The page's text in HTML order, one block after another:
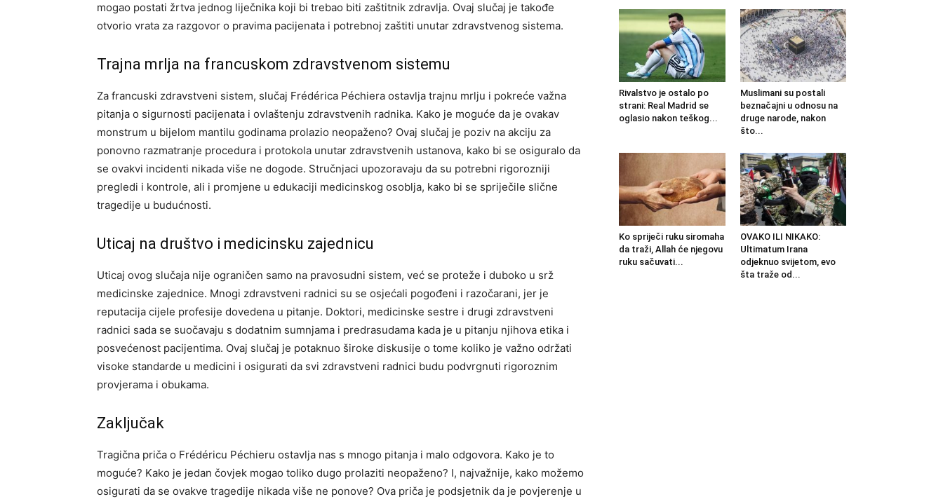
mogao postati žrtva jednog liječnika koji bi trebao biti zaštitnik zdravlja. Ovaj slučaj je takođe
otvorio vrata za razgovor o pravima pacijenata i potrebnoj zaštiti unutar zdravstvenog sistema.
Trajna mrlja na francuskom zdravstvenom sistemu
Za francuski zdravstveni sistem, slučaj Frédérica Péchiera ostavlja trajnu mrlju i pokreće važna
pitanja o sigurnosti pacijenata i ovlaštenju zdravstvenih radnika. Kako je moguće da je ovakav
monstrum u bijelom mantilu godinama prolazio neopaženo? Ovaj slučaj je poziv na akciju za
ponovno razmatranje procedura i protokola unutar zdravstvenih ustanova, kako bi se osiguralo da
se ovakvi incidenti nikada više ne dogode. Stručnjaci upozoravaju da su potrebni rigorozniji
pregledi i kontrole, ali i promjene u edukaciji medicinskog osoblja, kako bi se spriječile slične
tragedije u budućnosti.
Uticaj na društvo i medicinsku zajednicu
Uticaj ovog slučaja nije ograničen samo na pravosudni sistem, već se proteže i duboko u srž
medicinske zajednice. Mnogi zdravstveni radnici su se osjećali pogođeni i razočarani, jer je
reputacija cijele profesije dovedena u pitanje. Doktori, medicinske sestre i drugi zdravstveni
radnici sada se suočavaju s dodatnim sumnjama i predrasudama kada je u pitanju njihova etika i
posvećenost pacijentima. Ovaj slučaj je potaknuo široke diskusije o tome koliko je važno održati
visoke standarde u medicini i osigurati da svi zdravstveni radnici budu podvrgnuti rigoroznim
provjerama i obukama.
Zaključak
Tragična priča o Frédéricu Péchieru ostavlja nas s mnogo pitanja i malo odgovora. Kako je to
moguće? Kako je jedan čovjek mogao toliko dugo prolaziti neopaženo? I, najvažnije, kako možemo
osigurati da se ovakve tragedije nikada više ne ponove? Ova priča je podsjetnik da je povjerenje u
Rivalstvo je ostalo po
strani: Real Madrid se
oglasio nakon teškog...
Muslimani su postali
beznačajni u odnosu na
druge narode, nakon
što...
Ko spriječi ruku siromaha
da traži, Allah će njegovu
ruku sačuvati...
OVAKO ILI NIKAKO:
Ultimatum Irana
odjeknuo svijetom, evo
šta traže od...